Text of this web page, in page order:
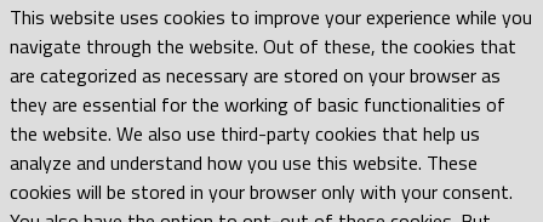
This website uses cookies to improve your experience while you
navigate through the website. Out of these, the cookies that
are categorized as necessary are stored on your browser as
they are essential for the working of basic functionalities of
the website. We also use third-party cookies that help us
analyze and understand how you use this website. These
cookies will be stored in your browser only with your consent.